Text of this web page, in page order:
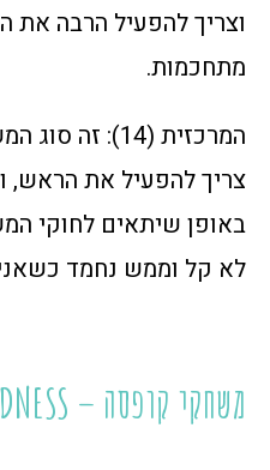
וצריך להפעיל הרבה את
מתחכמות.
המרכזית (14):
צריך להפעיל את הראש,
באופן שיתאים לחוקי
לא קל וממש נחמד
משחקי קופסה – MATCH MADNESS